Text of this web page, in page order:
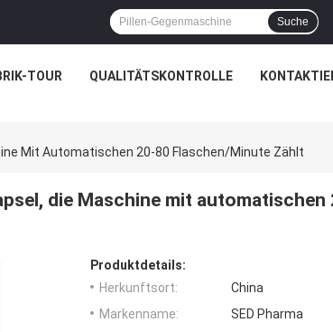
Suche
TOUR QUALITÄTSKONTROLLE
Mit Automatischen 20-80 Flaschen/Minute Zählt
die Maschine mit automatischen
Produktdetails:
Herkunftsort:
China
Markenname:
SED Pharma